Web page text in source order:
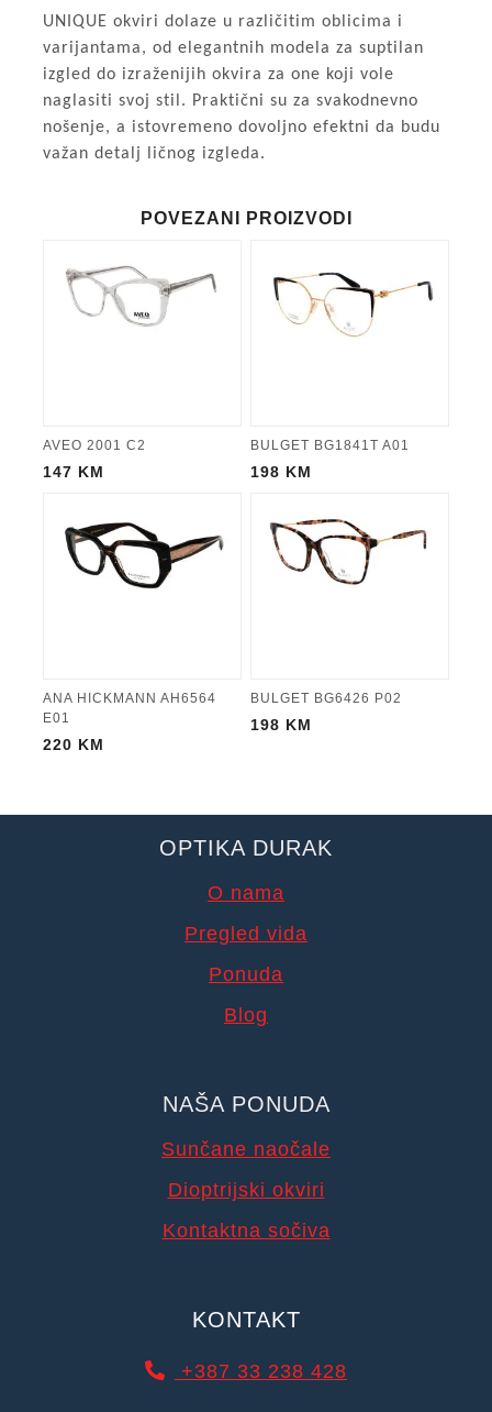
UNIQUE okviri dolaze u različitim oblicima i
varijantama, od elegantnih modela za suptilan
izgled do izraženijih okvira za one koji vole
naglasiti svoj stil. Praktični su za svakodnevno
nošenje, a istovremeno dovoljno efektni da budu
važan detalj ličnog izgleda.
POVEZANI PROIZVODI
AVEO 2001 C2
147 KM
BULGET BG1841T A01
198 KM
ANA HICKMANN AH6564
E01
220 KM
BULGET BG6426 P02
198 KM
OPTIKA DURAK
O nama
Pregled vida
Ponuda
Blog
NAŠA PONUDA
Sunčane naočale
Dioptrijski okviri
Kontaktna sočiva
KONTAKT
+387 33 238 428